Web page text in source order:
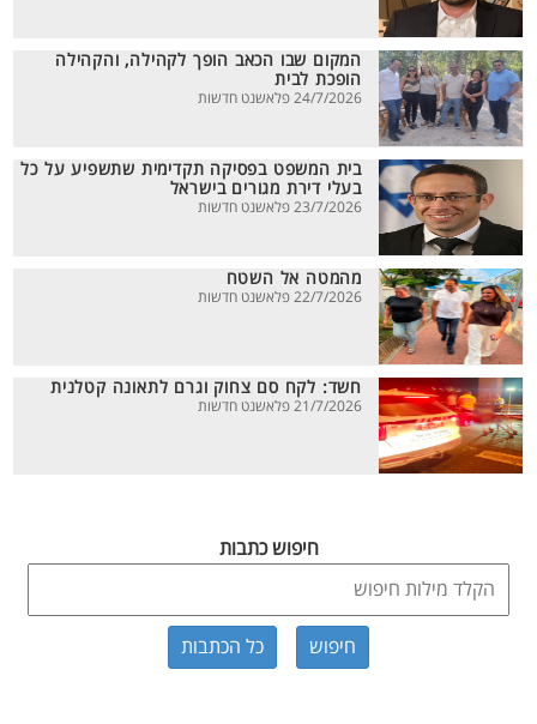
המקום שבו הכאב הופך לקהילה, והקהילה
הופכת לבית
24/7/2026 פלאשנט חדשות
בית המשפט בפסיקה תקדימית שתשפיע על כל
בעלי דירת מגורים בישראל
23/7/2026 פלאשנט חדשות
מהמטה אל השטח
22/7/2026 פלאשנט חדשות
חשד: לקח סם צחוק וגרם לתאונה קטלנית
21/7/2026 פלאשנט חדשות
חיפוש כתבות
כל הכתבות